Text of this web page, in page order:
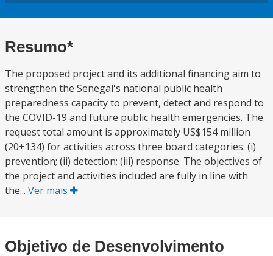
Resumo*
The proposed project and its additional financing aim to
strengthen the Senegal's national public health
preparedness capacity to prevent, detect and respond to
the COVID-19 and future public health emergencies. The
request total amount is approximately US$154 million
(20+134) for activities across three board categories: (i)
prevention; (ii) detection; (iii) response. The objectives of
the project and activities included are fully in line with
the... Ver mais
Objetivo de Desenvolvimento